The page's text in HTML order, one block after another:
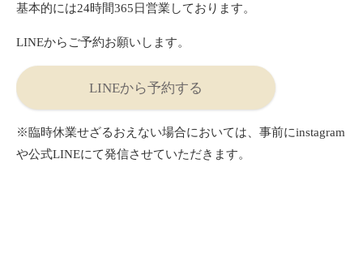
基本的には24時間365日営業しております。
LINEからご予約お願いします。
LINEから予約する
※臨時休業せざるおえない場合においては、事前にinstagram
や公式LINEにて発信させていただきます。